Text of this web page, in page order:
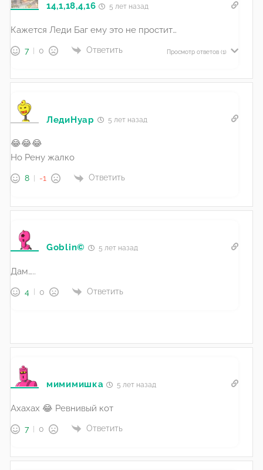
14,1,18,4,16 5 лет назад
Кажется Леди Баг ему это не простит…
7 0 Ответить Просмотр ответов (1)
ЛедиНуар 5 лет назад
😂😂😂
Но Рену жалко
8 -1 Ответить
Goblin© 5 лет назад
Дам…..
4 0 Ответить
мимимишка 5 лет назад
Ахахах 😂 Ревнивый кот
7 0 Ответить